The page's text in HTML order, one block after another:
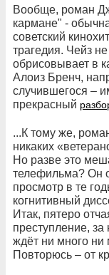
Вообще, роман
кармане" -
советский
трагедия. Чейз
обрисовывает в
Алоиз Бренч,
случившегося –
прекрасный
...К тому же,
никаких
Но разве это
телефильма? Он
просмотр в те
когнитивный
Итак, пятеро
преступление, за
ждёт ни много ни
Повторюсь – от